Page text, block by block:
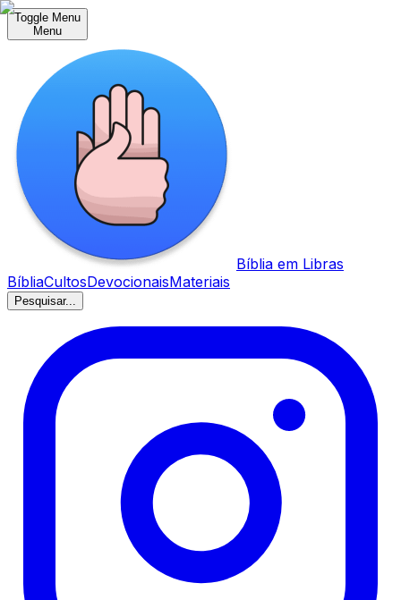
Toggle Menu
Menu
Bíblia em Libras
BíbliaCultosDevocionaisMateriais
Pesquisar...